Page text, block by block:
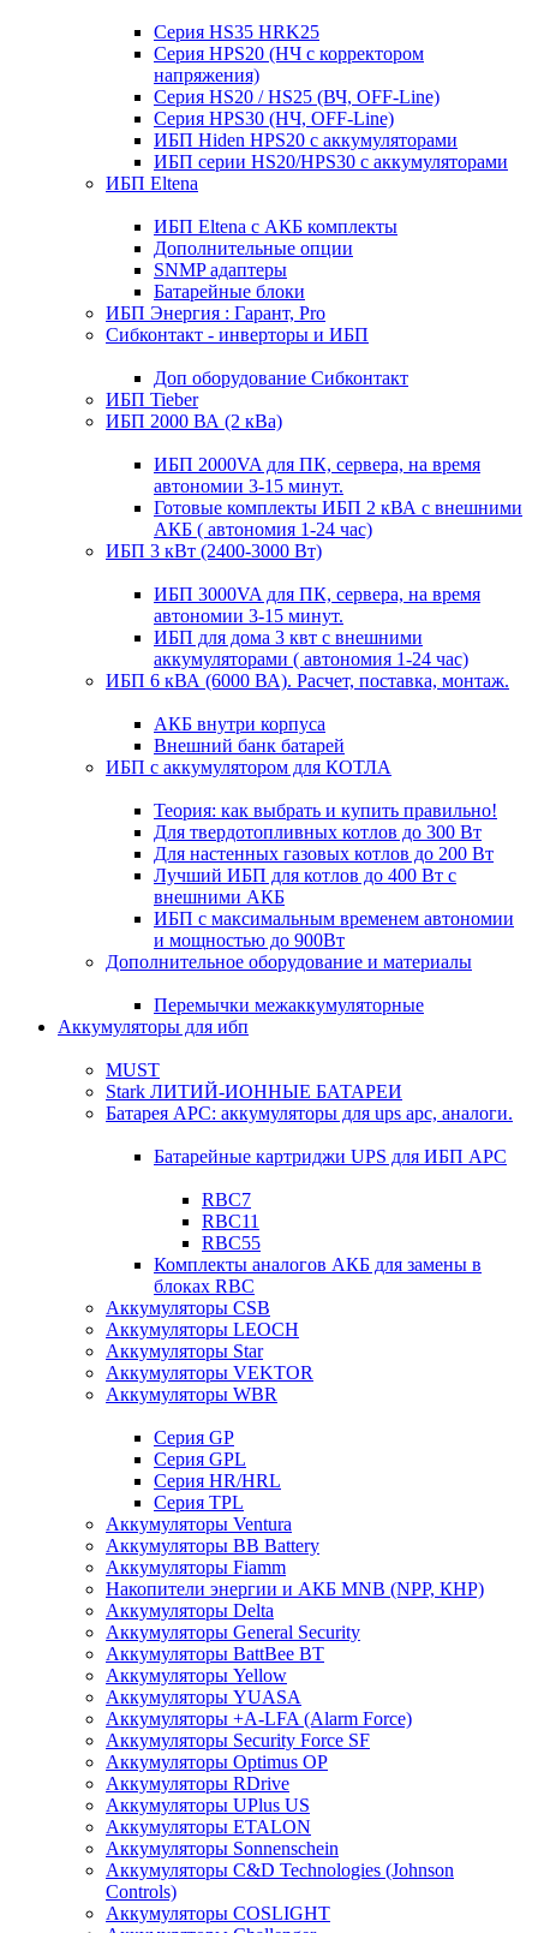
Серия HS35 HRK25
Серия HPS20 (НЧ с корректором
напряжения)
Серия HS20 / HS25 (ВЧ, OFF-Line)
Серия HPS30 (НЧ, OFF-Line)
ИБП Hiden HPS20 с аккумуляторами
ИБП серии HS20/HPS30 с аккумуляторами
ИБП Eltena
ИБП Eltena с АКБ комплекты
Дополнительные опции
SNMP адаптеры
Батарейные блоки
ИБП Энергия : Гарант, Pro
Сибконтакт - инверторы и ИБП
Доп оборудование Сибконтакт
ИБП Tieber
ИБП 2000 ВА (2 кВа)
ИБП 2000VA для ПК, сервера, на время
автономии 3-15 минут.
Готовые комплекты ИБП 2 кВА с внешними
АКБ ( автономия 1-24 час)
ИБП 3 кВт (2400-3000 Вт)
ИБП 3000VA для ПК, сервера, на время
автономии 3-15 минут.
ИБП для дома 3 квт с внешними
аккумуляторами ( автономия 1-24 час)
ИБП 6 кВА (6000 ВА). Расчет, поставка, монтаж.
АКБ внутри корпуса
Внешний банк батарей
ИБП с аккумулятором для КОТЛА
Теория: как выбрать и купить правильно!
Для твердотопливных котлов до 300 Вт
Для настенных газовых котлов до 200 Вт
Лучший ИБП для котлов до 400 Вт с
внешними АКБ
ИБП с максимальным временем автономии
и мощностью до 900Вт
Дополнительное оборудование и материалы
Перемычки межаккумуляторные
Аккумуляторы для ибп
MUST
Stark ЛИТИЙ-ИОННЫЕ БАТАРЕИ
Батарея APC: аккумуляторы для ups apc, аналоги.
Батарейные картриджи UPS для ИБП APC
RBC7
RBC11
RBC55
Комплекты аналогов АКБ для замены в
блоках RBC
Аккумуляторы CSB
Аккумуляторы LEOCH
Аккумуляторы Star
Аккумуляторы VEKTOR
Аккумуляторы WBR
Cерия GP
Серия GPL
Серия HR/HRL
Серия TPL
Аккумуляторы Ventura
Аккумуляторы BB Battery
Аккумуляторы Fiamm
Накопители энергии и АКБ MNB (NPP, КНР)
Аккумуляторы Delta
Аккумуляторы General Security
Аккумуляторы BattBee BT
Аккумуляторы Yellow
Аккумуляторы YUASA
Аккумуляторы +A-LFA (Alarm Force)
Аккумуляторы Security Force SF
Аккумуляторы Optimus OP
Аккумуляторы RDrive
Аккумуляторы UPlus US
Аккумуляторы ETALON
Аккумуляторы Sonnenschein
Аккумуляторы С&D Technologies (Johnson
Controls)
Аккумуляторы COSLIGHT